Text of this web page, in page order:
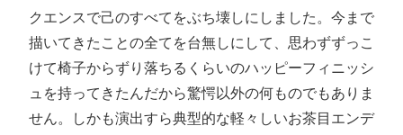
クエンスで己のすべてをぶち壊しにしました。今まで
描いてきたことの全てを台無しにして、思わずずっこ
けて椅子からずり落ちるくらいのハッピーフィニッシ
ュを持ってきたんだから驚愕以外の何ものでもありま
せん。しかも演出すら典型的な軽々しいお茶目エンデ